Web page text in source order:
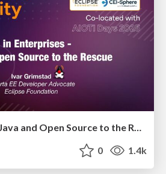
AI in Enterprises - Java and Open Source to the Rescue
0 1.4k